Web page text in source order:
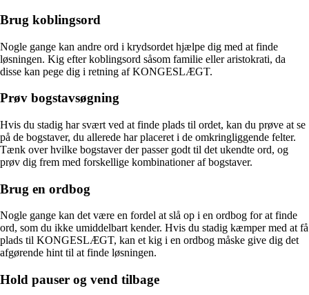
Brug koblingsord
Nogle gange kan andre ord i krydsordet hjælpe dig med at finde
løsningen. Kig efter koblingsord såsom familie eller aristokrati, da
disse kan pege dig i retning af KONGESLÆGT.
Prøv bogstavsøgning
Hvis du stadig har svært ved at finde plads til ordet, kan du prøve at se
på de bogstaver, du allerede har placeret i de omkringliggende felter.
Tænk over hvilke bogstaver der passer godt til det ukendte ord, og
prøv dig frem med forskellige kombinationer af bogstaver.
Brug en ordbog
Nogle gange kan det være en fordel at slå op i en ordbog for at finde
ord, som du ikke umiddelbart kender. Hvis du stadig kæmper med at få
plads til KONGESLÆGT, kan et kig i en ordbog måske give dig det
afgørende hint til at finde løsningen.
Hold pauser og vend tilbage